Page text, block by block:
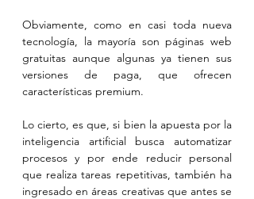
Obviamente, como en casi toda nueva
tecnología, la mayoría son páginas web
gratuitas aunque algunas ya tienen sus
versiones de paga, que ofrecen
características premium.
Lo cierto, es que, si bien la apuesta por la
inteligencia artificial busca automatizar
procesos y por ende reducir personal
que realiza tareas repetitivas, también ha
ingresado en áreas creativas que antes se